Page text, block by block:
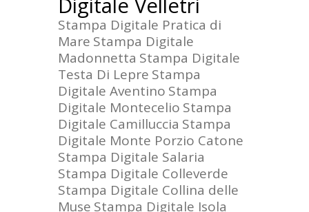
Digitale Velletri
Stampa Digitale Pratica di
Mare Stampa Digitale
Madonnetta Stampa Digitale
Testa Di Lepre Stampa
Digitale Aventino Stampa
Digitale Montecelio Stampa
Digitale Camilluccia Stampa
Digitale Monte Porzio Catone
Stampa Digitale Salaria
Stampa Digitale Colleverde
Stampa Digitale Collina delle
Muse Stampa Digitale Isola